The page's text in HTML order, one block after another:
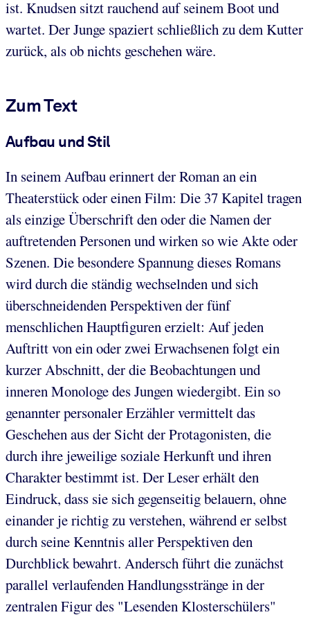
ist. Knudsen sitzt rauchend auf seinem Boot und
wartet. Der Junge spaziert schließlich zu dem Kutter
zurück, als ob nichts geschehen wäre.
Zum Text
Aufbau und Stil
In seinem Aufbau erinnert der Roman an ein
Theaterstück oder einen Film: Die 37 Kapitel tragen
als einzige Überschrift den oder die Namen der
auftretenden Personen und wirken so wie Akte oder
Szenen. Die besondere Spannung dieses Romans
wird durch die ständig wechselnden und sich
überschneidenden Perspektiven der fünf
menschlichen Hauptfiguren erzielt: Auf jeden
Auftritt von ein oder zwei Erwachsenen folgt ein
kurzer Abschnitt, der die Beobachtungen und
inneren Monologe des Jungen wiedergibt. Ein so
genannter personaler Erzähler vermittelt das
Geschehen aus der Sicht der Protagonisten, die
durch ihre jeweilige soziale Herkunft und ihren
Charakter bestimmt ist. Der Leser erhält den
Eindruck, dass sie sich gegenseitig belauern, ohne
einander je richtig zu verstehen, während er selbst
durch seine Kenntnis aller Perspektiven den
Durchblick bewahrt. Andersch führt die zunächst
parallel verlaufenden Handlungsstränge in der
zentralen Figur des "Lesenden Klosterschülers"